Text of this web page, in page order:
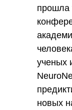
прошла
ученых
новых